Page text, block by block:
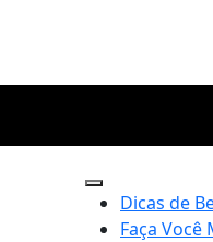
Dicas de
Faça Você